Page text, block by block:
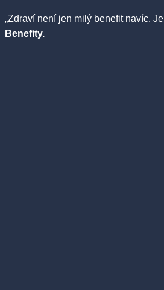
„Zdraví není jen milý benefit navíc.
Benefity.